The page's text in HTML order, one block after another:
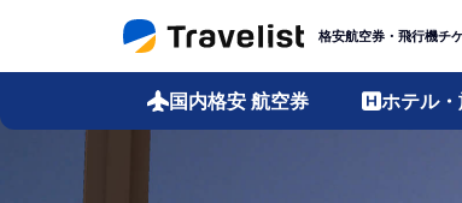
格安航空券・飛行機チ
国内格安航空券 ホテル